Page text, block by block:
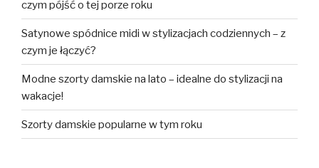
czym pójść o tej porze roku
Satynowe spódnice midi w stylizacjach codziennych – z
czym je łączyć?
Modne szorty damskie na lato – idealne do stylizacji na
wakacje!
Szorty damskie popularne w tym roku